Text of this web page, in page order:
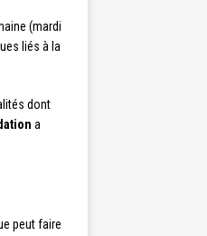
(mardi
liés à la
dont
a
peut faire